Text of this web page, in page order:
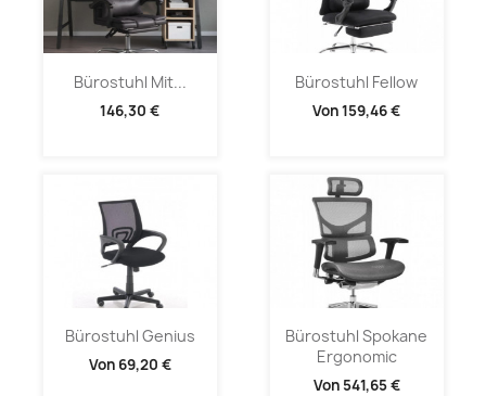
Bürostuhl Mit...
146,30 €
Bürostuhl Fellow
Von159,46 €
Bürostuhl Genius
Von 69,20 €
Bürostuhl Spokane
Ergonomic
Von 541,65 €